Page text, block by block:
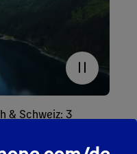
& Schweiz: 3
von der Vision